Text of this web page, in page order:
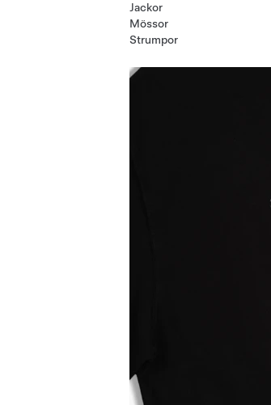
Jackor
Mössor
Strumpor